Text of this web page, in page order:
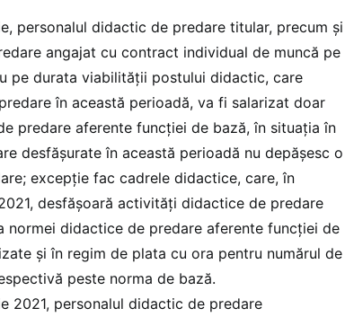
personalul didactic de predare titular, precum și
angajat cu contract individual de muncă pe
pe durata viabilității postului didactic, care
în această perioadă, va fi salarizat doar
predare aferente funcției de bază, în situația în
desfășurate în această perioadă nu depășesc o
excepție fac cadrele didactice, care, în
desfășoară activități didactice de predare
normei didactice de predare aferente funcției de
și în regim de plata cu ora pentru numărul de
peste norma de bază.
2021, personalul didactic de predare